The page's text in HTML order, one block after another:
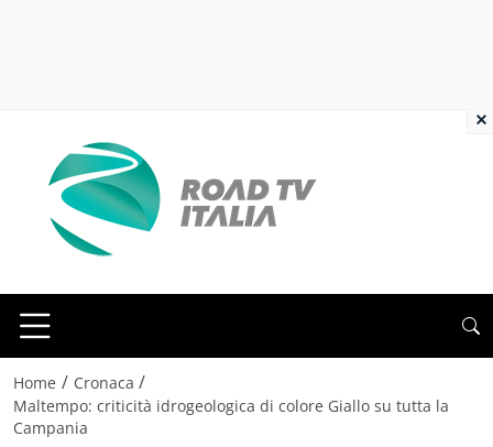
Home / Cronaca /
Maltempo: criticità idrogeologica di colore Giallo su tutta la
Campania
×